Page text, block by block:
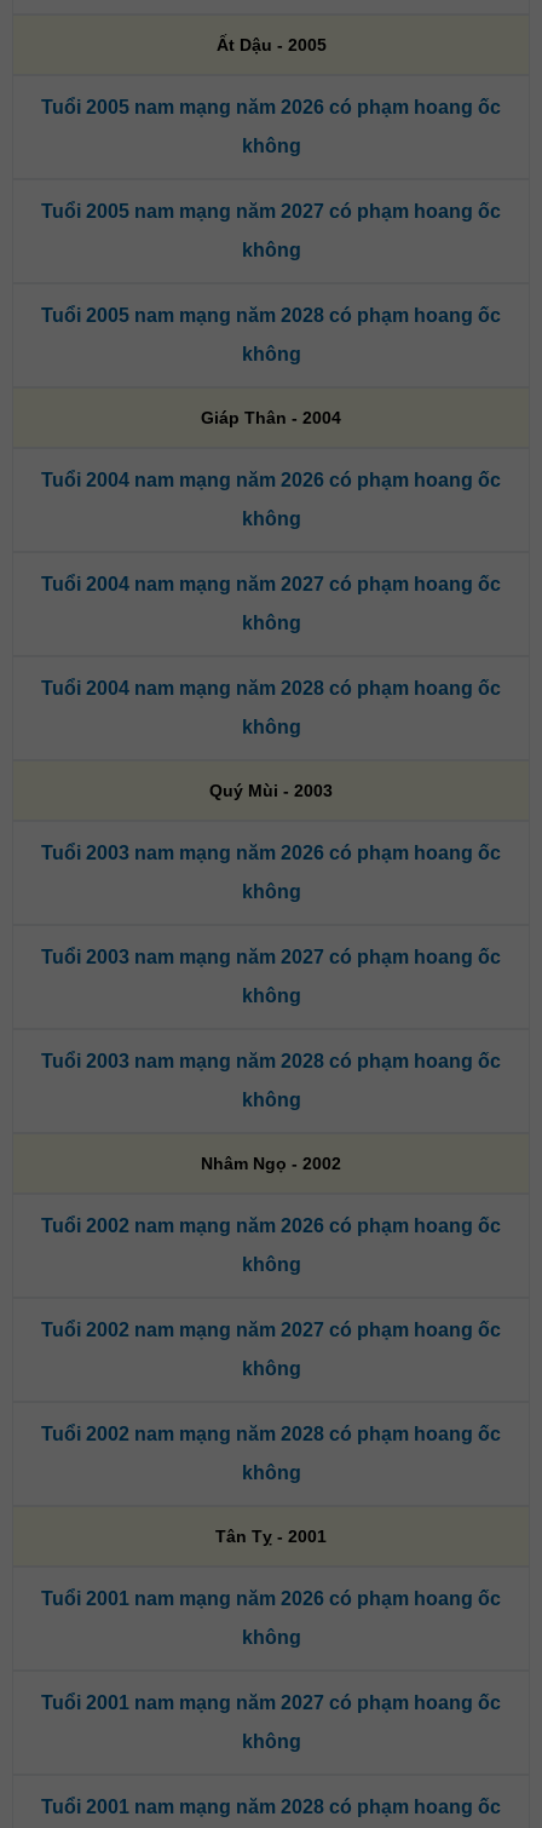
Ất Dậu - 2005
Tuổi 2005 nam mạng năm 2026 có phạm hoang ốc
không
Tuổi 2005 nam mạng năm 2027 có phạm hoang ốc
không
Tuổi 2005 nam mạng năm 2028 có phạm hoang ốc
không
Giáp Thân - 2004
Tuổi 2004 nam mạng năm 2026 có phạm hoang ốc
không
Tuổi 2004 nam mạng năm 2027 có phạm hoang ốc
không
Tuổi 2004 nam mạng năm 2028 có phạm hoang ốc
không
Quý Mùi - 2003
Tuổi 2003 nam mạng năm 2026 có phạm hoang ốc
không
Tuổi 2003 nam mạng năm 2027 có phạm hoang ốc
không
Tuổi 2003 nam mạng năm 2028 có phạm hoang ốc
không
Nhâm Ngọ - 2002
Tuổi 2002 nam mạng năm 2026 có phạm hoang ốc
không
Tuổi 2002 nam mạng năm 2027 có phạm hoang ốc
không
Tuổi 2002 nam mạng năm 2028 có phạm hoang ốc
không
Tân Tỵ - 2001
Tuổi 2001 nam mạng năm 2026 có phạm hoang ốc
không
Tuổi 2001 nam mạng năm 2027 có phạm hoang ốc
không
Tuổi 2001 nam mạng năm 2028 có phạm hoang ốc